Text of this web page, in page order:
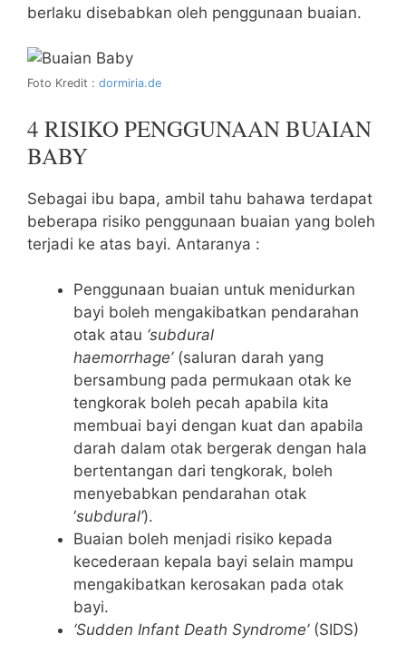
berlaku disebabkan oleh penggunaan buaian.
Foto Kredit : dormiria.de
4 RISIKO PENGGUNAAN BUAIAN
BABY
Sebagai ibu bapa, ambil tahu bahawa terdapat
beberapa risiko penggunaan buaian yang boleh
terjadi ke atas bayi. Antaranya :
Penggunaan buaian untuk menidurkan
bayi boleh mengakibatkan pendarahan
otak atau ‘subdural
haemorrhage’(saluran darah yang
bersambung pada permukaan otak ke
tengkorak boleh pecah apabila kita
membuai bayi dengan kuat dan apabila
darah dalam otak bergerak dengan hala
bertentangan dari tengkorak, boleh
menyebabkan pendarahan otak
‘subdural’).
Buaian boleh menjadi risiko kepada
kecederaan kepala bayi selain mampu
mengakibatkan kerosakan pada otak
bayi.
‘Sudden Infant Death Syndrome’(SIDS)